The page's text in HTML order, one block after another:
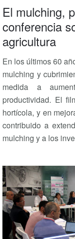
El mulching,
conferencia
agricultura
En los últimos 60
mulching y
medida a
productividad. El
hortícola, y en
contribuido a
mulching y a los